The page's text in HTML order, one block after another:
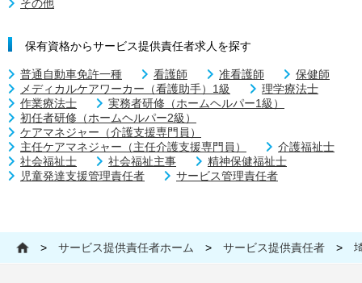
その他
保有資格からサービス提供責任者求人を探す
普通自動車免許一種 看護師 准看護師
保健師
メディカルケアワーカー（看護助手）1級
理学療法士
作業療法士
実務者研修（ホームヘルパー1級）
初任者研修（ホームヘルパー2級）
ケアマネジャー（介護支援専門員）
主任ケアマネジャー（主任介護支援専門員）
介護福祉士
社会福祉士
社会福祉主事
精神保健福祉士
児童発達支援管理責任者
サービス管理責任者
> サービス提供責任者ホーム > サービス提供責任者 >